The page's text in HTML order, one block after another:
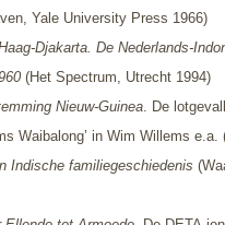
Yale University Press 1966)
Djakarta. De Nederlands-
(Het Spectrum, Utrecht 1994)
Nieuw-Guinea . De
Waibalong’ in Wim Willems e.a.
Indische familiegeschiedenis